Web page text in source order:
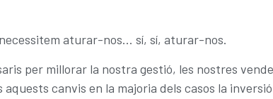
aturar-nos… sí, sí, aturar-nos.
per millorar la nostra gestió, les nostres
canvis en la majoria dels casos la